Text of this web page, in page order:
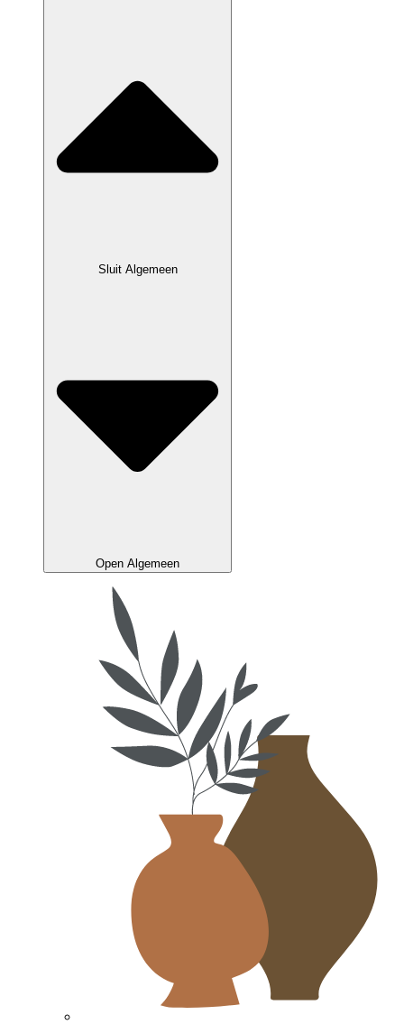
Sluit Algemeen
Open Algemeen